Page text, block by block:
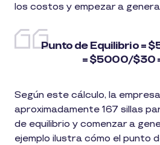
los costos y empezar a
Punto de Equilibrio =
= $5000/$30
Según este cálculo, la
aproximadamente 167 sillas
de equilibrio y comenzar a
ejemplo ilustra cómo el punto